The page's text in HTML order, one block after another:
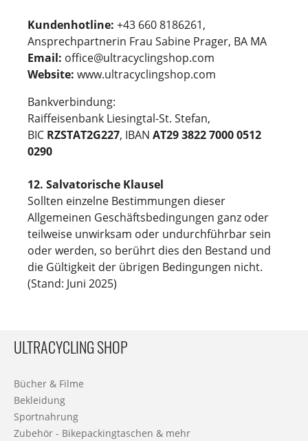
Kundenhotline: +43 660 8186261,
Ansprechpartnerin Frau Sabine Prager, BA MA
Email: office@ultracyclingshop.com
Website: www.ultracyclingshop.com
Bankverbindung:
Raiffeisenbank Liesingtal-St. Stefan,
BIC RZSTAT2G227, IBAN AT29 3822 7000 0512
0290
12. Salvatorische Klausel
Sollten einzelne Bestimmungen dieser
Allgemeinen Geschäftsbedingungen ganz oder
teilweise unwirksam oder undurchführbar sein
oder werden, so berührt dies den Bestand und
die Gültigkeit der übrigen Bedingungen nicht.
(Stand: Juni 2025)
ULTRACYCLING SHOP
Bücher & Filme
Bekleidung
Sportnahrung
Zubehör - Bikepackingtaschen & mehr